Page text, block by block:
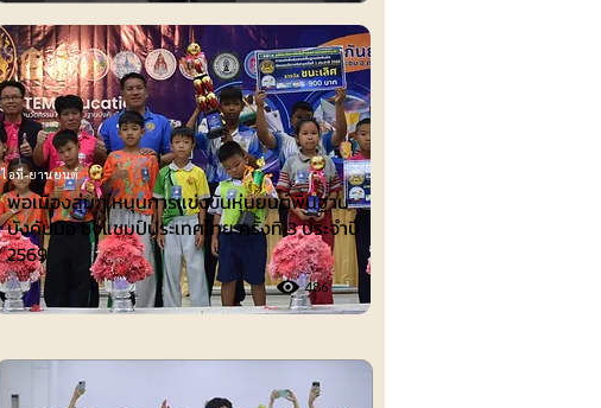
ไอที-ยานยนต์
พ่อเมืองลุ่มภู หนุนการแข่งขันหุ่นยนต์พื้นฐาน
บังคับมือ ชิงแชมป์ประเทศไทย ครั้งที่ 3 ประจำปี
2569
486